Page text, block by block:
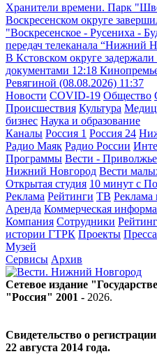
Хранители времени. Парк
Воскресенском округе
"Воскресенское - Русениха -
передач телеканала “Нижний
В Кстовском округе
документами 12:18
Ревягиной (08.08.2026) 11:37
Новости COVID-19 Общество
Происшествия Культура
бизнес Наука и образование
Каналы Россия 1 Россия 24
Радио Маяк Радио России
Программы Вести - Приволжье
Нижний Новгород Вести
Открытая студия 10 минут с
Реклама Рейтинги ТВ Реклама
Аренда Коммерческая
Компания Сотрудники
истории ГТРК Проекты
Музей
Сервисы Архив
Сетевое издание
"Россия" 2001 - 2026.
Свидетельство о
22 августа 2014 года.